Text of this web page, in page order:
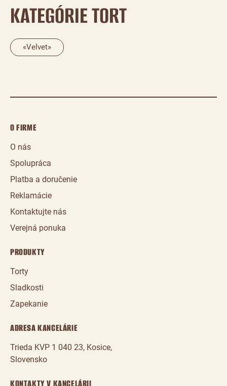
KATEGÓRIE TORT
«Velvet»
O FIRME
O nás
Spolupráca
Platba a doručenie
Reklamácie
Kontaktujte nás
Verejná ponuka
PRODUKTY
Torty
Sladkosti
Zapekanie
ADRESA KANCELÁRIE
Trieda KVP 1 040 23, Kosice,
Slovensko
KONTAKTY V KANCELÁRII